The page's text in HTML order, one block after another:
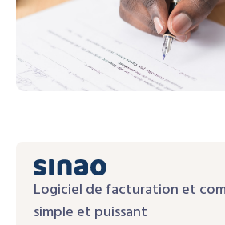
Logiciel de facturation et
simple et puissant